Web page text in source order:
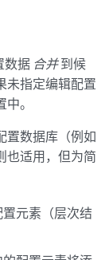
数据 合并到候
未指定编辑配置
。
置数据库（例如
也适用，但为简
元素（层次结